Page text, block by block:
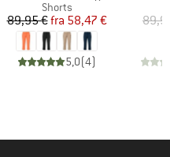
Produktgruppe
Shorts
Pris
89,95 € Nedsat pris
fra 58,47 €
5,0(4)